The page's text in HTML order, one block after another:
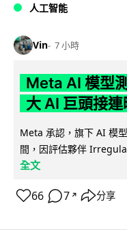
人工智能
Vin 7 小時
Meta AI 模型
大 AI 巨頭接
Meta 承認，旗下 AI 模
間，因評估夥伴
全文
66 7 ↗ 分享